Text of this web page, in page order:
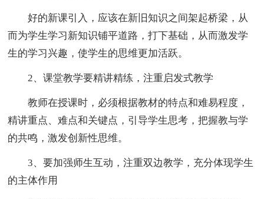
好的新课引入，应该在新旧知识之间架起桥梁，从
而为学生学习新知识铺平道路，打下基础，从而激发学
生的学习兴趣，使学生的思维更加活跃。
2、课堂教学要精讲精练，注重启发式教学
教师在授课时，必须根据教材的特点和难易程度，
精讲重点、难点和关键点，引导学生思考，把握教与学
的共鸣，激发创新性思维。
3、要加强师生互动，注重双边教学，充分体现学生
的主体作用